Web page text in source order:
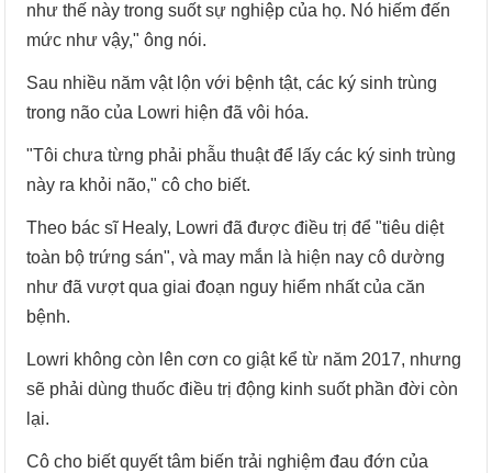
như thế này trong suốt sự nghiệp của họ. Nó hiếm đến
mức như vậy," ông nói.
Sau nhiều năm vật lộn với bệnh tật, các ký sinh trùng
trong não của Lowri hiện đã vôi hóa.
"Tôi chưa từng phải phẫu thuật để lấy các ký sinh trùng
này ra khỏi não," cô cho biết.
Theo bác sĩ Healy, Lowri đã được điều trị để "tiêu diệt
toàn bộ trứng sán", và may mắn là hiện nay cô dường
như đã vượt qua giai đoạn nguy hiểm nhất của căn
bệnh.
Lowri không còn lên cơn co giật kể từ năm 2017, nhưng
sẽ phải dùng thuốc điều trị động kinh suốt phần đời còn
lại.
Cô cho biết quyết tâm biến trải nghiệm đau đớn của